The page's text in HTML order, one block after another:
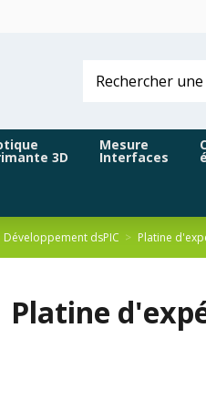
3D
Mesure
Interfaces
Développement dsPIC Platine
Platine